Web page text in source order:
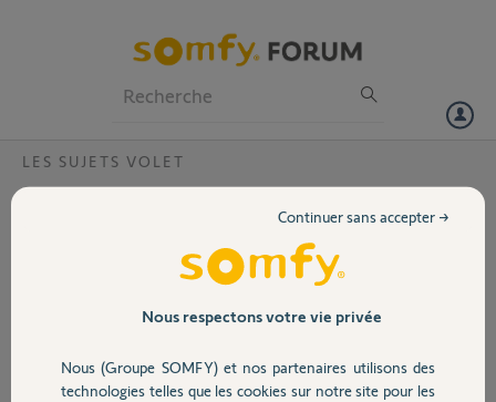
Volet
Sécurité
LES SUJETS VOLET
Différence entre moteurs LT et WT ?
Je vois des moteurs de volets roulants "LT50" et des moteurs
Je sais ce que signifie le "50", mais quelle est la différence entre LT et
Cordialement,
Nous respectons votre vie privée
Nous (Groupe SOMFY) et nos partenaires utilisons des
technologies telles que les cookies sur notre site pour les
Continuer sans accepter →